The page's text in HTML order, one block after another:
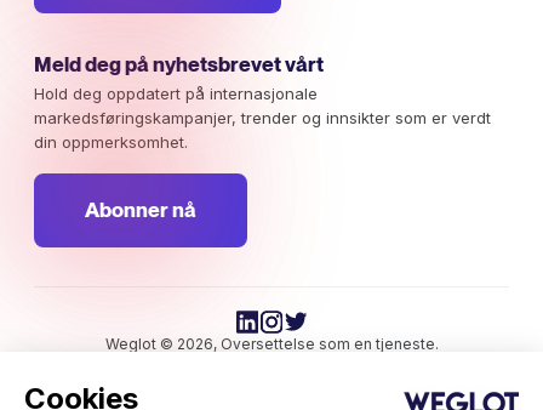
Cookies
Meld deg på nyhetsbrevet vårt
Hold deg oppdatert på internasjonale
markedsføringskampanjer, trender og innsikter som er verdt
din oppmerksomhet.
Abonner nå
Weglot © 2026, Oversettelse som en tjeneste.